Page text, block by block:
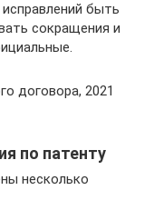
быть
сокращения и
договора, 2021
по патенту
несколько